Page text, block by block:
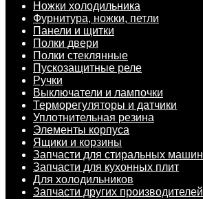
Ножки холодильника
Фурнитура, ножки, петли
Панели и щитки
Полки двери
Полки стеклянные
Пускозащитные реле
Ручки
Выключатели и лампочки
Терморегуляторы и датчики
Уплотнительная резина
Элементы корпуса
Ящики и корзины
Запчасти для стиральных машин
Запчасти для кухонных плит
Для холодильников
Запчасти других производителей